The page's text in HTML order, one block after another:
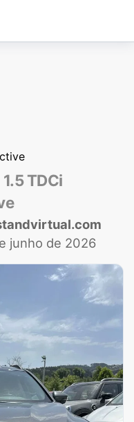
1.5 TDCi
junho de 2026